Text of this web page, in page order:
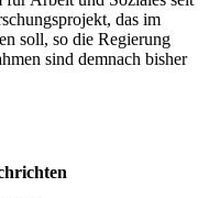
das im
soll, so die Regierung
sind demnach bisher